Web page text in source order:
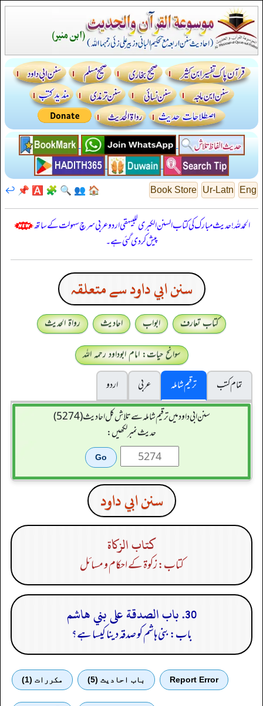
Eng
Ur-Latn
Book Store
🏠
👥
🔍
🧩
🅰️
📌
↩️
الحمدللہ! حدیث مبارک کی کتاب السنن الكبرى للبيهقي اردو عربی سرچ سہولت کے ساتھ
پیش کر دی گئی ہے۔
سنن ابي داود سے متعلقہ
کتاب تعارف ابواب احادیث
رواۃ الحدیث
سوانح حیات: امام ابوداود رحمہ اللہ
تمام کتب
ترقیم شاملہ عربی
اردو
سنن ابي داود میں ترقیم شاملہ سے تلاش کل احادیث (5274)
حدیث نمبر لکھیں:
سنن ابي داود
كتاب الزكاة
کتاب: زکوۃ کے احکام و مسائل
30. باب الصدقة على بني هاشم
باب: بنی ہاشم کو صدقہ دینا کیسا ہے؟
Report Error باب احادیث (5) مكررات (1)